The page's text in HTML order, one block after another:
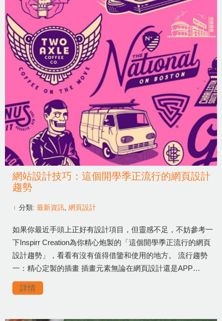
網站設計技巧：這個開學季正流行的網頁設計
趨勢
分類: 最新資訊 網頁設計
如果你最近手頭上正好有設計項目，但靈感不足，不妨參考一
下Inspirr Creation為你精心炮製的「這個開學季正流行的網頁
設計趨勢」，看看有沒有值得借鑒和使用的地方。 流行趨勢
一：精心定製的插畫 插畫元素無論在網頁設計還是APP…
詳情